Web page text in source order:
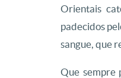
Orientais
padecidos
sangue, que
Que sempre